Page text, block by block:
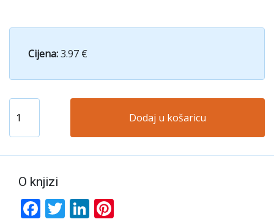
Cijena:3.97 €
Dodaj u košaricu
O knjizi
Facebook
TwitterLinkedIn